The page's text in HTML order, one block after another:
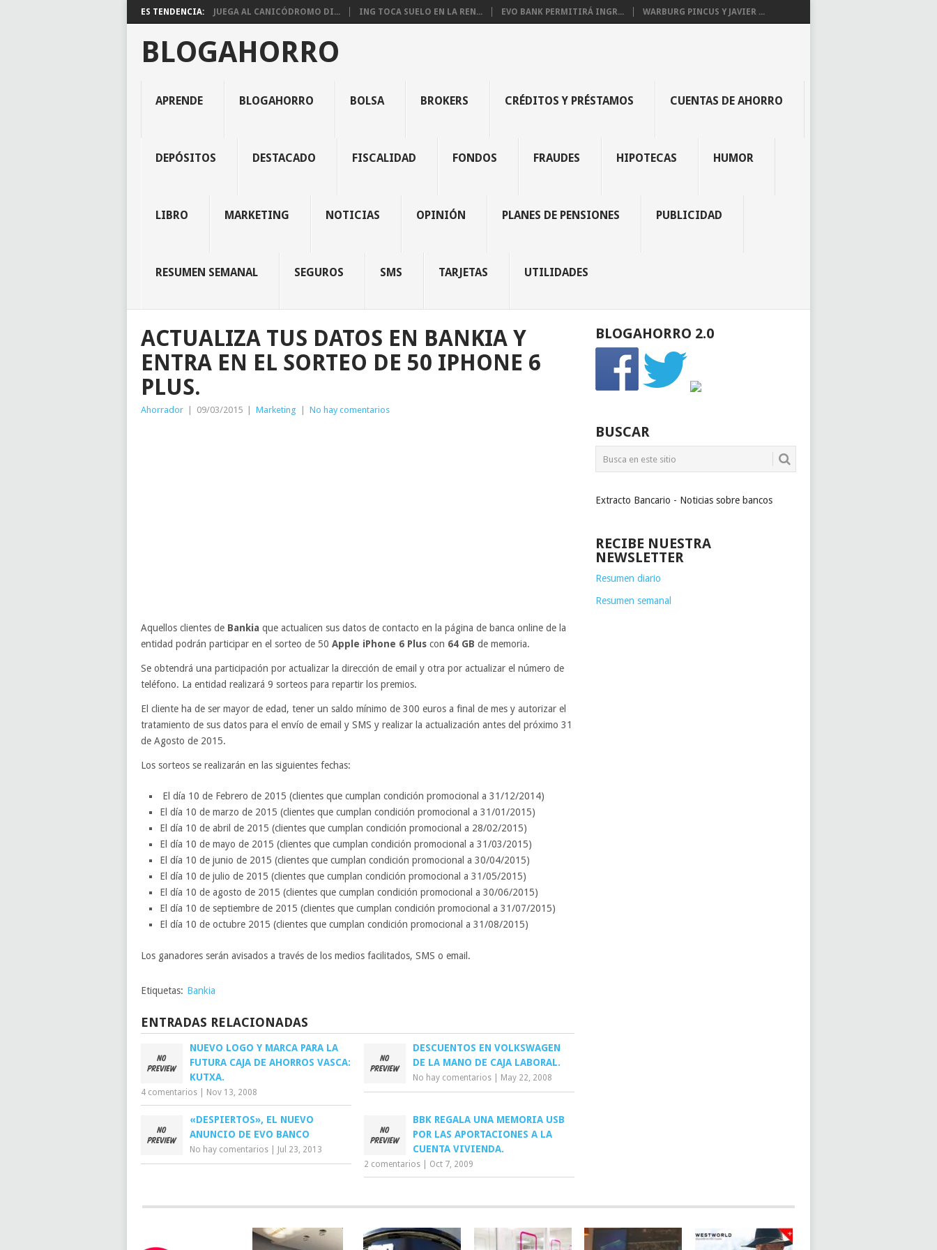
ES TENDENCIA: JUEGA AL CANICÓDROMO DI... ING TOCA SUELO EN LA REN... EVO BANK PERMITIRÁ INGR... WARBURG PINCUS Y JAVIER ...
BLOGAHORRO
APRENDE BLOGAHORRO BOLSA BROKERS CRÉDITOS Y PRÉSTAMOS CUENTAS DE AHORRO
DEPÓSITOS DESTACADO FISCALIDAD FONDOS FRAUDES HIPOTECAS HUMOR
LIBRO MARKETING NOTICIAS OPINIÓN PLANES DE PENSIONES PUBLICIDAD
RESUMEN SEMANAL SEGUROS SMS TARJETAS UTILIDADES
ACTUALIZA TUS DATOS EN BANKIA Y
ENTRA EN EL SORTEO DE 50 IPHONE 6
PLUS.
Ahorrador 09/03/2015 Marketing No hay comentarios
Aquellos clientes de Bankia que actualicen sus datos de contacto en la página de banca online de la
entidad podrán participar en el sorteo de 50 Apple iPhone 6 Plus con 64 GB de memoria.
Se obtendrá una participación por actualizar la dirección de email y otra por actualizar el número de
teléfono. La entidad realizará 9 sorteos para repartir los premios.
El cliente ha de ser mayor de edad, tener un saldo mínimo de 300 euros a final de mes y autorizar el
tratamiento de sus datos para el envío de email y SMS y realizar la actualización antes del próximo 31
de Agosto de 2015.
Los sorteos se realizarán en las siguientes fechas:
El día 10 de Febrero de 2015 (clientes que cumplan condición promocional a 31/12/2014)
El día 10 de marzo de 2015 (clientes que cumplan condición promocional a 31/01/2015)
El día 10 de abril de 2015 (clientes que cumplan condición promocional a 28/02/2015)
El día 10 de mayo de 2015 (clientes que cumplan condición promocional a 31/03/2015)
El día 10 de junio de 2015 (clientes que cumplan condición promocional a 30/04/2015)
El día 10 de julio de 2015 (clientes que cumplan condición promocional a 31/05/2015)
El día 10 de agosto de 2015 (clientes que cumplan condición promocional a 30/06/2015)
El día 10 de septiembre de 2015 (clientes que cumplan condición promocional a 31/07/2015)
El día 10 de octubre 2015 (clientes que cumplan condición promocional a 31/08/2015)
Los ganadores serán avisados a través de los medios facilitados, SMS o email.
Etiquetas: Bankia
ENTRADAS RELACIONADAS
NUEVO LOGO Y MARCA PARA LA
FUTURA CAJA DE AHORROS VASCA:
KUTXA.
4 comentarios Nov 13, 2008
DESCUENTOS EN VOLKSWAGEN
DE LA MANO DE CAJA LABORAL.
No hay comentarios May 22, 2008
«DESPIERTOS», EL NUEVO
ANUNCIO DE EVO BANCO
No hay comentarios Jul 23, 2013
BBK REGALA UNA MEMORIA USB
POR LAS APORTACIONES A LA
CUENTA VIVIENDA.
2 comentarios Oct 7, 2009
BLOGAHORRO 2.0
BUSCAR
Extracto Bancario - Noticias sobre bancos
RECIBE NUESTRA
NEWSLETTER
Resumen diario
Resumen semanal